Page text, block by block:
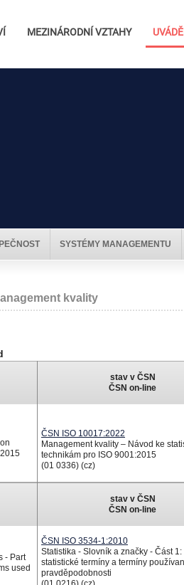
MEZINÁRODNÍ VZTAHY
SYSTÉMY MANAGEMENTU
kvality
stav v ČSN
ČSN on-line
ČSN ISO 10017:2022
Management kvality – Návod ke
technikám pro ISO 9001:2015
(01 0336) (cz)
stav v ČSN
ČSN on-line
- Part
used
ČSN ISO 3534-1:2010
Statistika - Slovník a značky - Část 1:
statistické termíny a termíny
pravděpodobnosti